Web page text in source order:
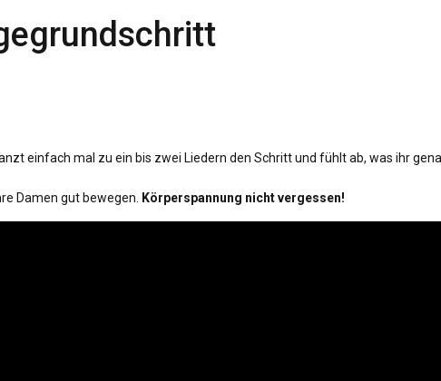
einfach mal zu ein bis zwei Liedern den Schritt und fühlt ab, was ihr
Damen gut bewegen.
Körperspannung nicht vergessen!